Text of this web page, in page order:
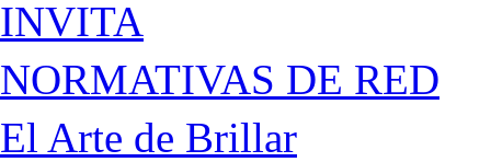
INVITA
NORMATIVAS DE RED
El Arte de Brillar